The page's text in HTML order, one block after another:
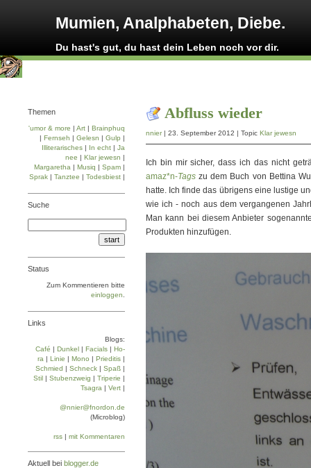
Mumien, Analphabeten, Diebe.
Du hast's gut, du hast dein Leben noch vor dir.
Abfluss wieder
nnier| 23. September 2012 | Topic Klar jewesn
Ich bin mir sicher, dass ich das nicht
amaz*n-Tags zu dem Buch von Bettina
hatte. Ich finde das übrigens eine lustige
wie ich - noch aus dem vergangenen
Man kann bei diesem Anbieter
Produkten hinzufügen.
Themen
'umor & more | Art | Brainphuq
| Fernseh | Gelesn | Gulp |
Illiterarisches | In echt | Ja
nee | Klar jewesn |
Margaretha | Musiq | Spam |
Sprak | Tanztee | Todesbiest |
Suche
Status
Zum Kommentieren bitte
einloggen
Links
Blogs:
Café | Dun­kel | Facials | Ho­
ra | Linie | Mo­no | Prie­di­tis |
Schmied | Schneck | Spaß |
Stil | Stu­ben­zweig | Tri­pe­rie |
Tsa­gra | Vert |
@nnier@fnordon.de
(Microblog)
rss | mit Kommentaren
Aktuell bei blogger.de